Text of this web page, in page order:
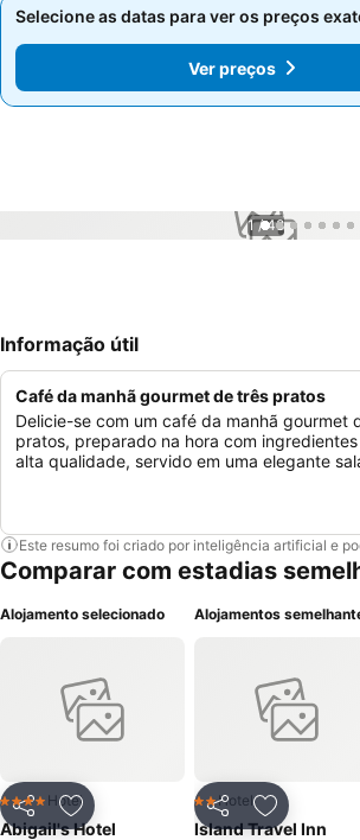
Selecione as datas para ver os preços
Ver preços
Selecione as datas para ver os preços
Ver preços
1 / 48
Informação útil
Café da manhã gourmet de três pratos
Delicie-se com um café da manhã gourmet
pratos, preparado na hora com
alta qualidade, servido em uma elegante
Este resumo foi criado por inteligência artificial e
Comparar com estadias
Alojamento selecionado
PartilharAdicionar aos favoritos
4 EstrelasHotel
Abigail's Hotel
Alojamentos
PartilharAdicionar
2 Estrelas
Hotel
Island Travel Inn